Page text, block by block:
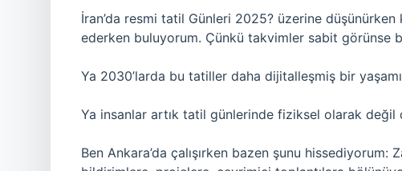
İran’da resmi tatil Günleri 2025? üzerine
ederken buluyorum. Çünkü takvimler sabit görünse
Ya 2030’larda bu tatiller daha dijitalleşmiş bir
Ya insanlar artık tatil günlerinde fiziksel olarak
Ben Ankara’da çalışırken bazen şunu